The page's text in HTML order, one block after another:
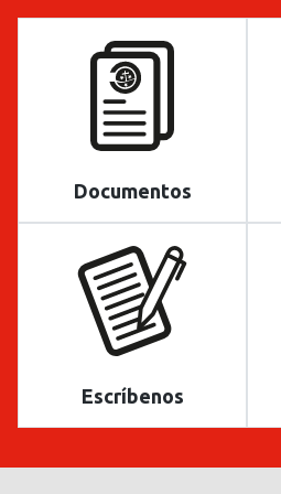
Documentos
Escríbenos